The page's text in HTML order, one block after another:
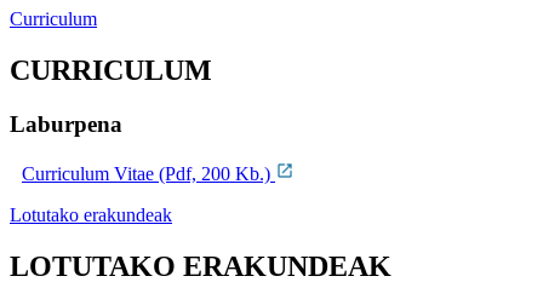
Curriculum
CURRICULUM
Laburpena
Curriculum Vitae (Pdf, 200 Kb.)
Lotutako erakundeak
LOTUTAKO ERAKUNDEAK